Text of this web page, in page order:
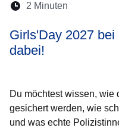
Lesedauer:
2 Minuten
Girls'Day 2027
dabei!
Du möchtest wissen, wie
gesichert werden, wie
und was echte